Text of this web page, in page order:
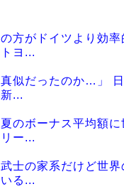
相互RSS
方がドイツより効率
ヨ...
似だったのか…」
...
のボーナス平均額に
ー...
士の家系だけど世界
る...